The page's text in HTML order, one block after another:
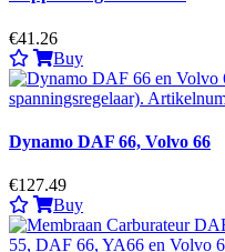
€41.26
Buy
Dynamo DAF 66, Volvo 66
€127.49
Buy